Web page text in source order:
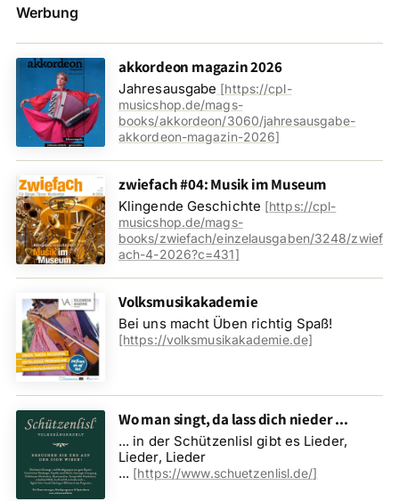
Werbung
akkordeon magazin 2026
Jahresausgabe [https://cpl-
musicshop.de/mags-
books/akkordeon/3060/jahresausgabe-
akkordeon-magazin-2026]
zwiefach #04: Musik im Museum
Klingende Geschichte [https://cpl-
musicshop.de/mags-
books/zwiefach/einzelausgaben/3248/zwief
ach-4-2026?c=431]
Volksmusikakademie
Bei uns macht Üben richtig Spaß!
[https://volksmusikakademie.de]
Wo man singt, da lass dich nieder ...
... in der Schützenlisl gibt es Lieder,
Lieder, Lieder
... [https://www.schuetzenlisl.de/]